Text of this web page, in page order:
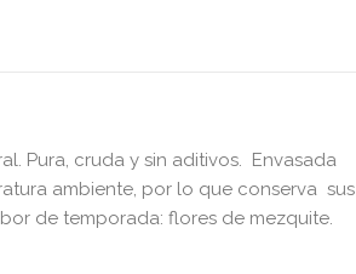
Pura, cruda y sin aditivos. Envasada
ambiente, por lo que conserva sus
de temporada: flores de mezquite.